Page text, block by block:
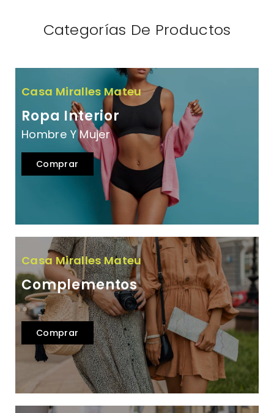
Categorías De Productos
Casa Miralles Mateu
Ropa Interior
Hombre Y Mujer
Comprar
Casa Miralles Mateu
Complementos
Comprar